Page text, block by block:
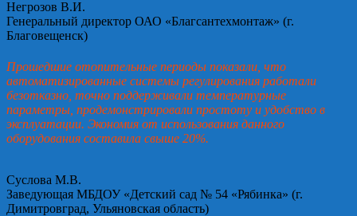
Негрозов В.И.
Генеральный директор ОАО «Благсантехмонтаж» (г.
Благовещенск)
Прошедшие отопительные периоды показали, что
автоматизированные системы регулирования работали
безотказно, точно поддерживали температурные
параметры, продемонстрировали простоту и удобство в
эксплуатации. Экономия от использования данного
оборудования составила свыше 20%.
Суслова М.В.
Заведующая МБДОУ «Детский сад № 54 «Рябинка» (г.
Димитровград, Ульяновская область)